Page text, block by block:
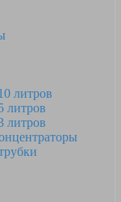
литров
литров
литров